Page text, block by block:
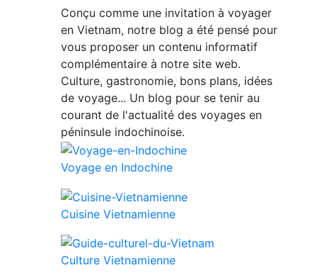
Conçu comme une invitation à voyager
en Vietnam, notre blog a été pensé pour
vous proposer un contenu informatif
complémentaire à notre site web.
Culture, gastronomie, bons plans, idées
de voyage... Un blog pour se tenir au
courant de l'actualité des voyages en
péninsule indochinoise.
Voyage en Indochine
Cuisine Vietnamienne
Culture Vietnamienne